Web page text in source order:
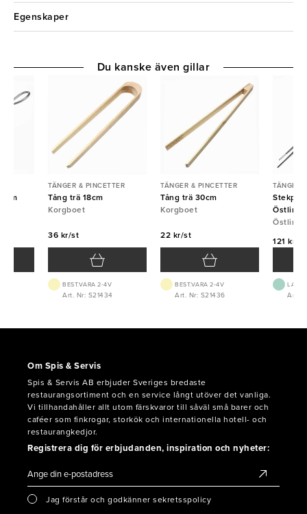
Egenskaper
TÄNGER & PINCETTER
Tång trä 18cm
Korgboet
36 kr/st
BEST.VARA 2-4V
Art. Nr: S21434
TÄNGER & PINCETTER
Tång trä 30cm
Korgboet
22 kr/st
BEST.VARA 2-4V
Art. Nr: S21436
TÄNGER
Östlin
Östlin
121 kr/st
Art.
Du kanske även gillar
Om Spis & Servis
Spis & Servis AB erbjuder Sveriges bredaste
restaurangsortiment och en service långt utöver det vanliga.
Vi tillhandahåller allt utom färskvaror till såväl små barer och
caféer som finkrogar, storkök och internationella hotell- och
restaurangkedjor.
Registrera dig för erbjudanden, inspiration och nyheter:
Jag förstår och godkänner sekretsspolicy